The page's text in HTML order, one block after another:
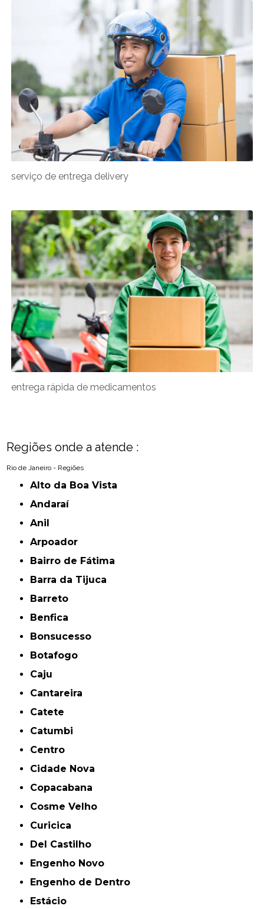
serviço de entrega delivery
entrega rápida de medicamentos
Regiões onde a atende :
Rio de Janeiro - Regiões
Alto da Boa Vista
Andaraí
Anil
Arpoador
Bairro de Fátima
Barra da Tijuca
Barreto
Benfica
Bonsucesso
Botafogo
Caju
Cantareira
Catete
Catumbi
Centro
Cidade Nova
Copacabana
Cosme Velho
Curicica
Del Castilho
Engenho Novo
Engenho de Dentro
Estácio